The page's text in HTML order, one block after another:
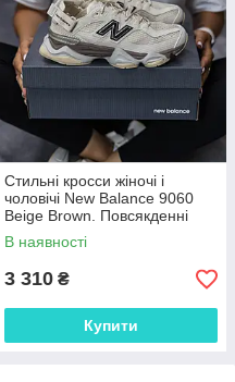
Стильні кросси жіночі і
чоловічі New Balance 9060
Beige Brown. Повсякденні
унісекс кроссівки Нью Беленс
9060.
В наявності
3 310 ₴
Купити